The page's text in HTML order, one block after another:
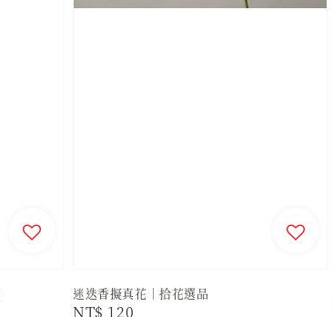
迷迭香擬真花｜拾花選品
Regular
NT$ 120